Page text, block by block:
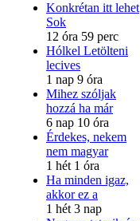
Konkrétan itt lehet
Sok
12 óra 59 perc
Hólkel Letölteni
lecives
1 nap 9 óra
Mihez szóljak
hozzá ha már
6 nap 10 óra
Érdekes, nekem
nem magyar
1 hét 1 óra
Ha minden igaz,
akkor ez a
1 hét 3 nap